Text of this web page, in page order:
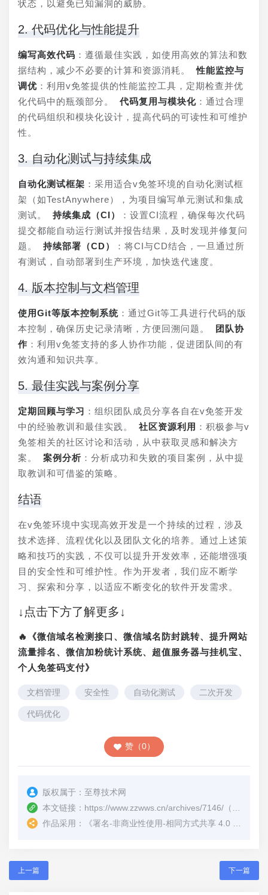
状态，以避免已知漏洞的威胁。
2. 代码优化与性能提升
编写高效代码 ：遵循最佳实践，如使用高效的算法和数
据结构，减少不必要的计算和资源消耗。 性能监控与
调优 ：利用v免签提供的性能监控工具，定期检查并优
化代码中的瓶颈部分。 代码复用与模块化 ：通过合理
的代码组织和模块化设计，提高代码的可读性和可维护
性。
3. 自动化测试与持续集成
自动化测试框架 ：采用适合v免签环境的自动化测试框
架（如TestAnywhere），为项目编写单元测试和集成
测试。 持续集成（CI）
：设置CI流程，确保每次代码
提交都能自动运行测试并报告结果，及时发现并修复问
题。 持续部署（CD）
：将CI与CD结合，一旦通过所
有测试，自动部署到生产环境，加快迭代速度。
4. 版本控制与文档管理
使用Git等版本控制系统 ：通过Git等工具进行代码的版
本控制，确保历史记录清晰，方便回溯问题。
团队协
作 ：利用v免签支持的多人协作功能，促进团队间的有
效沟通和知识共享。
5. 最佳实践与案例分享
定期回顾与学习 ：组织团队成员分享各自在v免签开发
中的经验教训和最佳实践。 社区资源利用 ：积极参与v
免签相关的社区讨论和活动，从中获取灵感和解决方
案。 案例分析 ：分析成功和失败的项目案例，从中提
取教训和可借鉴的策略。
结语
在v免签环境中实现高效开发是一个持续的过程，涉及
技术选择、流程优化以及团队文化的培养。通过上述策
略和技巧的实践，不仅可以提升开发效率，还能增强项
目的安全性和可维护性。作为开发者，我们应不断学
习、探索和分享，以适应不断变化的软件开发需求。
↓点击下方了解更多↓
🔥《微信域名检测接口、微信域名防封跳转、提升网站
流量排名、微信加粉统计系统、超值服务器与挂机宝、
个人免签码支付》
文档管理 安全性 自动化测试 二次开发
代码优化
赞（0）
版权属于： 至尊技术网
本文链接： https://www.zzwws.cn/archives/7146/ （转载时请注明本文出处及文章链接）
作品采用：
《署名-非商业性使用-相同方式共享 4.0 国际 (CC BY-NC-SA 4.0)
上一篇 下一篇